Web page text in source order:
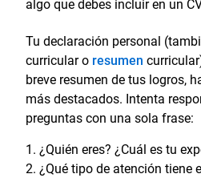
algo que debes incluir en un
Tu declaración personal
curricular o resumen
breve resumen de tus logros,
más destacados. Intenta
preguntas con una sola frase:
¿Quién eres? ¿Cuál es tu
¿Qué tipo de atención tiene